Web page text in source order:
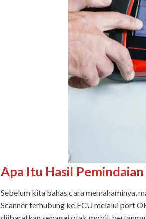
Apa Itu Hasil
Sebelum kita bahas cara memahaminya,
Scanner terhubung ke ECU melalui port